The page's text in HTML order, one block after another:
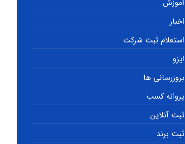
آموزش
اخبار
استعلام ثبت شرکت
ایزو
بروزرسانی ها
پروانه کسب
ثبت آنلاین
ثبت برند